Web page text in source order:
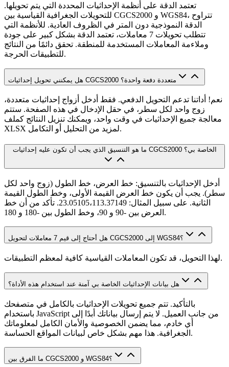
تعتمد الدقة على أنظمة الإحداثيات المحددة التي يتم تحويلها.
للتحويلات الجغرافية القياسية بين CGCS2000 و WGS84، تتراوح
الدقة النموذجية دون المتر في الظروف العادية. للأنظمة التي
تتطلب تحويلات 7 معاملات، تعتمد الدقة بشكل كبير على جودة
وملاءمة المعاملات المستخدمة للمنطقة. تحقق دائمًا من النتائج
للتطبيقات الحرجة.
هل يمكنني تحويل إحداثيات CGCS2000 متعددة دفعة واحدة؟
نعم! أداتنا تدعم التحويل الدفعي. فقط أدخل أزواج إحداثيات متعددة،
زوج واحد لكل سطر، في حقل الإدخال في هذه الصفحة. ستتم
معالجة جميع الإحداثيات في وقت واحد، ويمكنك تنزيل النتائج كملف
XLSX لمزيد من التحليل أو التكامل.
ما هو التنسيق الذي يجب أن تكون عليه إحداثيات CGCS2000 الخاصة بي؟
أدخل الإحداثيات بالتنسيق: خط العرض، خط الطول (زوج واحد لكل
سطر). يجب أن يكون خط العرض القيمة الأولى، وخط الطول القيمة
الثانية. على سبيل المثال: 23.05105،113.37149. تأكد من أن خط
العرض بين -90 و 90، وخط الطول بين -180 و 180.
هل أحتاج إلى قيم 7 معاملات لتحويل CGCS2000 إلى WGS84؟
لهذا التحويل، قد تكون المعاملات القياسية كافية لمعظم التطبيقات.
هل بيانات الإحداثيات الخاصة بي آمنة عند استخدام هذه الأداة؟
بالتأكيد. تتم جميع تحويلات الإحداثيات بالكامل في متصفحك
باستخدام JavaScript من جانب العميل. لا يتم إرسال بياناتك أبدًا إلى
أي خادم، مما يضمن الخصوصية والأمان الكامل لمعلوماتك
الجغرافية. هذا مهم بشكل خاص لبيانات المواقع الحساسة.
ما الفرق بين CGCS2000 و WGS84؟